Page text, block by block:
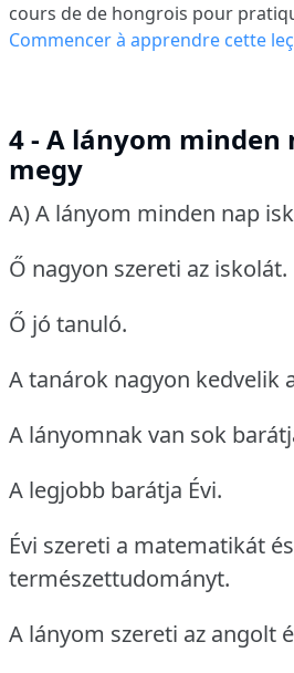
cours de de hongrois pour
Commencer à apprendre cette
4 - A lányom minden
megy
A) A lányom minden nap
Ő nagyon szereti az iskolát.
Ő jó tanuló.
A tanárok nagyon kedvelik
A lányomnak van sok
A legjobb barátja Évi.
Évi szereti a matematikát
természettudományt.
A lányom szereti az angolt